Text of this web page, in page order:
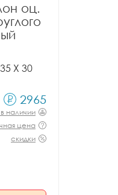
оц.
X 30
2965
наличии
цена
скидки